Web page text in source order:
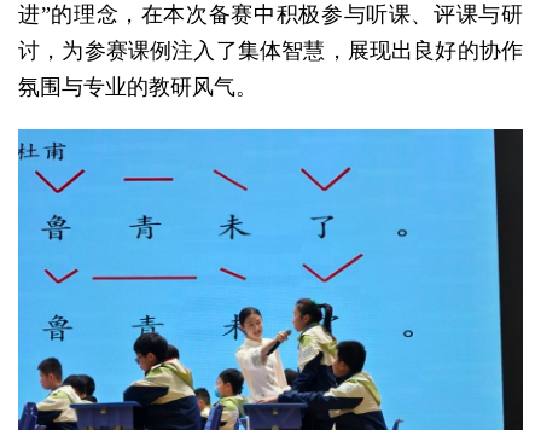
进”的理念，在本次备赛中积极参与听课、评课与研
讨，为参赛课例注入了集体智慧，展现出良好的协作
氛围与专业的教研风气。